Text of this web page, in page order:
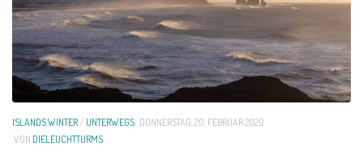
ISLANDS WINTER/UNTERWEGS DONNERSTAG, 20. FEBRUAR 2020
VON DIELEUCHTTURMS